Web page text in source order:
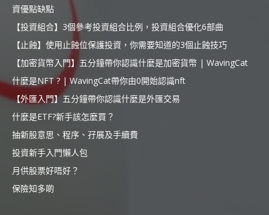
資優點缺點
【投資組合】3個參考投資組合比例，投資組合優化6部曲
【止蝕】使用止蝕位保護投資，你需要知道的3個止蝕技巧
【加密貨幣入門】五分鐘帶你認識什麼是加密貨幣 | WavingCat
什麼是NFT ? | WavingCat帶你由0開始認識nft
【外匯入門】五分鐘帶你認識什麼是外匯交易
什麼是ETF?新手該怎麼買？
抽新股意思、程序、孖展及手續費
投資新手入門懶人包
月供股票好唔好？
保險知多啲